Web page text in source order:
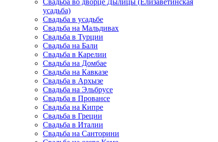
Свадьба во дворце Дылицы (Елизаветинская
усадьба)
Свадьба в усадьбе
Свадьба на Мальдивах
Свадьба в Турции
Свадьба на Бали
Свадьба в Карелии
Свадьба на Домбае
Свадьба на Кавказе
Свадьба в Архызе
Свадьба на Эльбрусе
Свадьба в Провансе
Свадьба на Кипре
Свадьба в Греции
Свадьба в Италии
Свадьба на Санторини